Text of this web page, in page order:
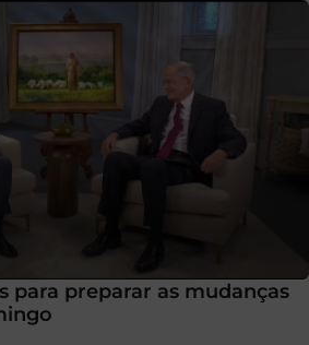
para preparar as mudanças